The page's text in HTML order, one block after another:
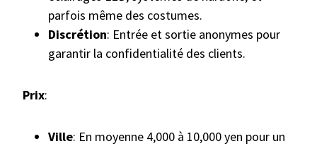
parfois même des costumes.
Discrétion: Entrée et sortie anonymes pour
garantir la confidentialité des clients.
Prix:
Ville: En moyenne 4,000 à 10,000 yen pour un